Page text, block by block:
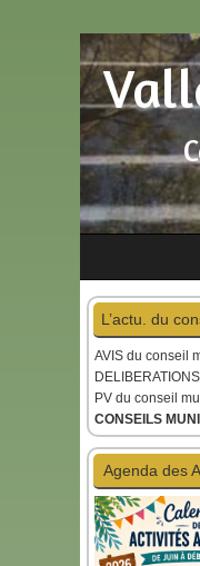
L’actu. du
AVIS du conseil
PV du conseil
CONSEILS
Agenda des